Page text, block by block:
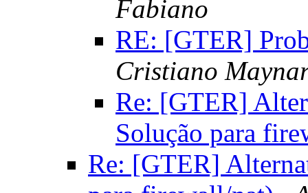
Fabiano
RE: [GTER]
Cristiano
Re: [GTER]
Solução para
Re: [GTER]